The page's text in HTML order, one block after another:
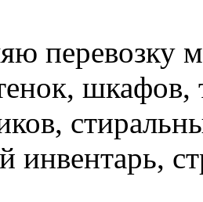
перевозку
шкафов,
инвентарь,